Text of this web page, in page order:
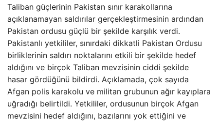
Taliban güçlerinin Pakistan sınır karakollarına
açıklanamayan saldırılar gerçekleştirmesinin ardından
Pakistan ordusu güçlü bir şekilde karşılık verdi.
Pakistanlı yetkililer, sınırdaki dikkatli Pakistan Ordusu
birliklerinin saldırı noktalarını etkili bir şekilde hedef
aldığını ve birçok Taliban mevzisinin ciddi şekilde
hasar gördüğünü bildirdi. Açıklamada, çok sayıda
Afgan polis karakolu ve militan grubunun ağır kayıplara
uğradığı belirtildi. Yetkililer, ordusunun birçok Afgan
mevzisini hedef aldığını, bazılarını yok ettiğini ve